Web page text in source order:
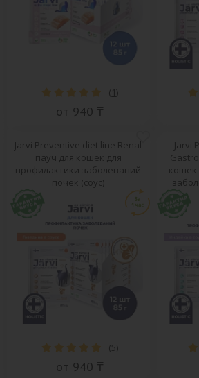
( 1)
от 940 ₸
Jarvi Preventive diet line Renal
пауч для кошек для
профилактики заболеваний
почек (соус)
(5)
от 940 ₸
Jarvi
кошек